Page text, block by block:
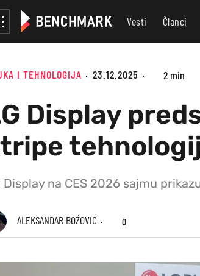
Vesti Članci
I TEHNOLOGIJA 23.12.2025 2 min
Display
Display na CES 2026 sajmu
ALEKSANDAR BOŽOVIĆ 0